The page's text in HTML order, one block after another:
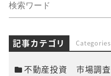
記事カテゴリ Categories
不動産投資 市場調査